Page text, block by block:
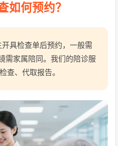
如何预约？
具检查单后预约，一般需
需家属陪同。我们的陪诊服
查、代取报告。